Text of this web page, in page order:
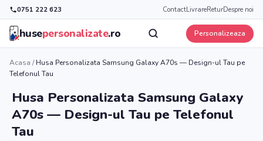
0751 222 623 ContactLivrareReturDespre noi
husepersonalizate.ro Personalizeaza
Acasa /Husa Personalizata Samsung Galaxy A70s — Design-ul Tau pe
Telefonul Tau
Husa Personalizata Samsung Galaxy
A70s — Design-ul Tau pe Telefonul
Tau